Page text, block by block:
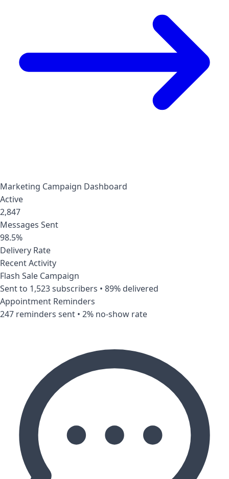
Marketing Campaign Dashboard
Active
2,847
Messages Sent
98.5%
Delivery Rate
Recent Activity
Flash Sale Campaign
Sent to 1,523 subscribers • 89% delivered
Appointment Reminders
247 reminders sent • 2% no-show rate